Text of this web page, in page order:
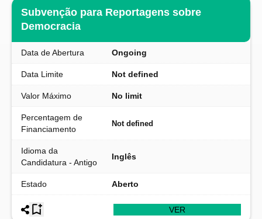
Subvenção para Reportagens sobre
Democracia
Data de Abertura Ongoing
Data Limite Not defined
Valor Máximo No limit
Percentagem de
Financiamento
Not defined
Idioma da
Candidatura - Antigo
Inglês
Estado Aberto
VER